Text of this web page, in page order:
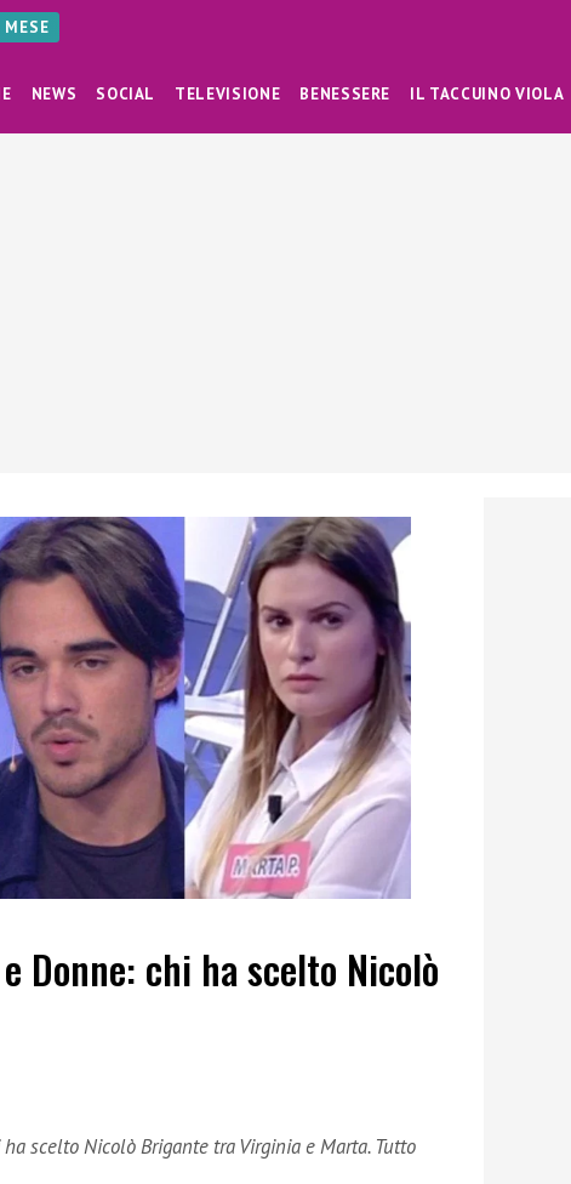
NEWS SOCIAL TELEVISIONE BENESSERE IL TACCUINO VIOLA
Donne: chi ha scelto Nicolò
scelto Nicolò Brigante tra Virginia e Marta. Tutto